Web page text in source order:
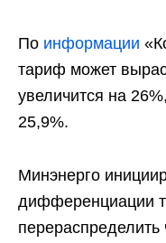
По информации
тариф может
увеличится на
25,9%.
Минэнерго
дифференциации
перераспределить